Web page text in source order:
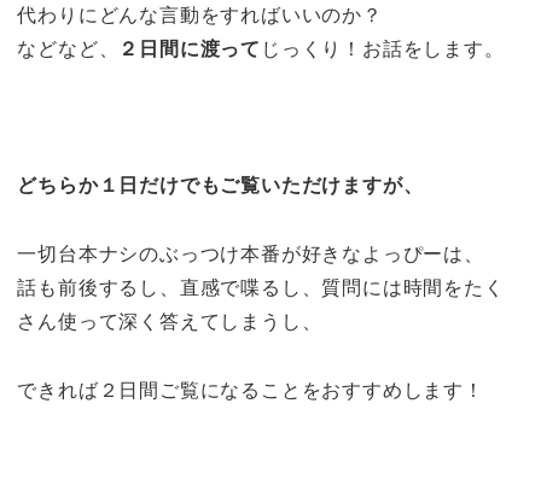
代わりにどんな言動をすればいいのか？
などなど、
２日間に渡って じっくり！お話をします。
どちらか１日だけでもご覧いただけますが、
一切台本ナシのぶっつけ本番が好きなよっぴーは、
話も前後するし、直感で喋るし、質問には時間をたく
さん使って深く答えてしまうし、
できれば２日間ご覧になることをおすすめします！